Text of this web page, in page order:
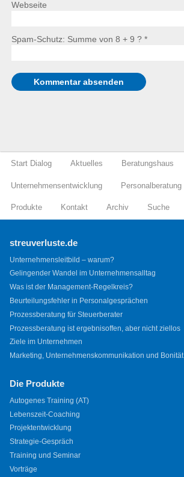
Webseite
Spam-Schutz: Summe von 8 + 9 ? *
Start Dialog Aktuelles Beratungshaus
Unternehmensentwicklung Personalberatung
Produkte Kontakt Archiv Suche
streuverluste.de
Unternehmensleitbild – warum?
Gelingender Wandel im Unternehmensalltag
Was ist der Management-Regelkreis?
Beurteilungsfehler in Personalgesprächen
Prozessberatung für Steuerberater
Prozessberatung ist ergebnisoffen, aber nicht ziellos
Ziele im Unternehmen
Marketing, Unternehmenskommunikation und Bonität
Die Produkte
Autogenes Training (AT)
Lebenszeit-Coaching
Projektentwicklung
Strategie-Gespräch
Training und Seminar
Vorträge